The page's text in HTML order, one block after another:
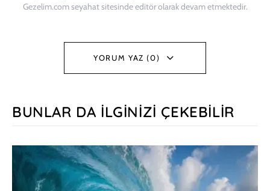
Gezelim.com seyahat sitesinde editör olarak devam etmektedir.
YORUM YAZ (0)
BUNLAR DA İLGINIZI ÇEKEBILIR